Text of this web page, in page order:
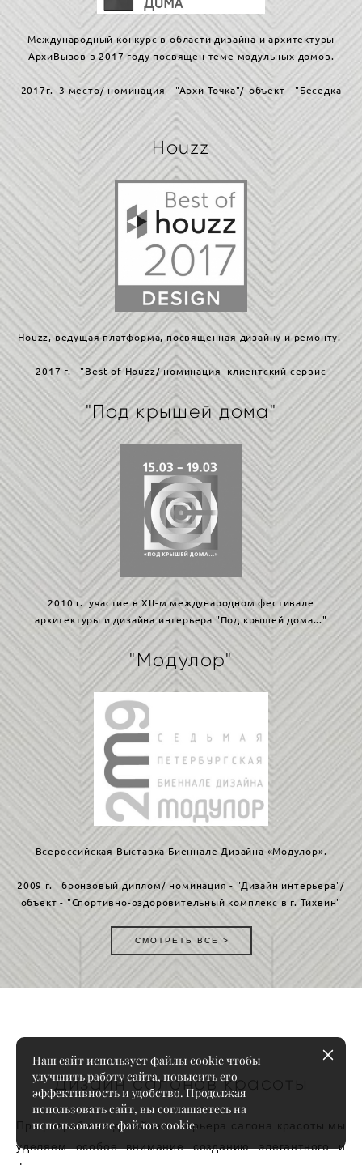
Международный конкурс в области дизайна и архитектуры
АрхиВызов в 2017 году посвящен теме модульных домов.
2017г. 3 место/ номинация - "Архи-Точка"/ объект - "Беседка
Houzz
Houzz, ведущая платформа, посвященная дизайну и ремонту.
2017 г. "Best of Houzz/ номинация клиентский сервис
"Под крышей дома"
2010 г. участие в XII-м международном фестивале
архитектуры и дизайна интерьера "Под крышей дома..."
"Модулор"
Всероссийская Выставка Биеннале Дизайна «Модулор».
2009 г. бронзовый диплом/ номинация - "Дизайн интерьера"/
объект - "Спортивно-оздоровительный комплекс в г. Тихвин"
СМОТРЕТЬ ВСЕ >
Дизайн салонов красоты
При разработке дизайна интерьера салона красоты мы
уделяем особое внимание созданию элегантного и
Наш сайт использует файлы cookie чтобы
улучшить работу сайта, повысить его
эффективность и удобство. Продолжая
использовать сайт, вы соглашаетесь на
использование файлов cookie.